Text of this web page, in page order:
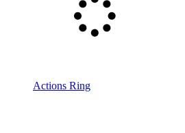
Actions Ring